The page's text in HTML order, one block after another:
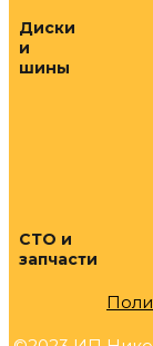
Диски
и
шины
СТО и
запчасти